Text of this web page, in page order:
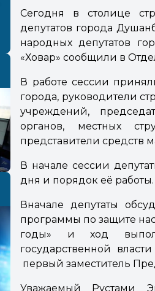
Next
Сегодня в столице
депутатов города
народных депутатов
«Ховар» сообщили в
В работе сессии
города, руководители
учреждений,
органов, местных
представители средств
В начале сессии
дня и порядок её работы.
Вначале депутаты
программы по защите
годы» и ход
государственной
первый заместитель
Уважаемый Рустами